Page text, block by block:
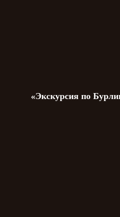
«Экскурсия по